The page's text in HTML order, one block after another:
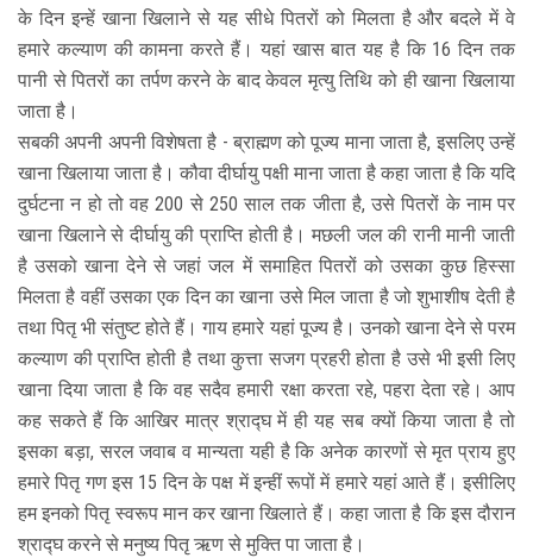
के दिन इन्हें खाना खिलाने से यह सीधे पितरों को मिलता है और बदले में वे
हमारे कल्याण की कामना करते हैं। यहां खास बात यह है कि 16 दिन तक
पानी से पितरों का तर्पण करने के बाद केवल मृत्यु तिथि को ही खाना खिलाया
जाता है।
सबकी अपनी अपनी विशेषता है - ब्राह्मण को पूज्य माना जाता है, इसलिए उन्हें
खाना खिलाया जाता है। कौवा दीर्घायु पक्षी माना जाता है कहा जाता है कि यदि
दुर्घटना न हो तो वह 200 से 250 साल तक जीता है, उसे पितरों के नाम पर
खाना खिलाने से दीर्घायु की प्राप्ति होती है। मछली जल की रानी मानी जाती
है उसको खाना देने से जहां जल में समाहित पितरों को उसका कुछ हिस्सा
मिलता है वहीं उसका एक दिन का खाना उसे मिल जाता है जो शुभाशीष देती है
तथा पितृ भी संतुष्ट होते हैं। गाय हमारे यहां पूज्य है। उनको खाना देने से परम
कल्याण की प्राप्ति होती है तथा कुत्ता सजग प्रहरी होता है उसे भी इसी लिए
खाना दिया जाता है कि वह सदैव हमारी रक्षा करता रहे, पहरा देता रहे। आप
कह सकते हैं कि आखिर मात्र श्राद्घ में ही यह सब क्यों किया जाता है तो
इसका बड़ा, सरल जवाब व मान्यता यही है कि अनेक कारणों से मृत प्राय हुए
हमारे पितृ गण इस 15 दिन के पक्ष में इन्हीं रूपों में हमारे यहां आते हैं। इसीलिए
हम इनको पितृ स्वरूप मान कर खाना खिलाते हैं। कहा जाता है कि इस दौरान
श्राद्घ करने से मनुष्य पितृ ऋण से मुक्ति पा जाता है।